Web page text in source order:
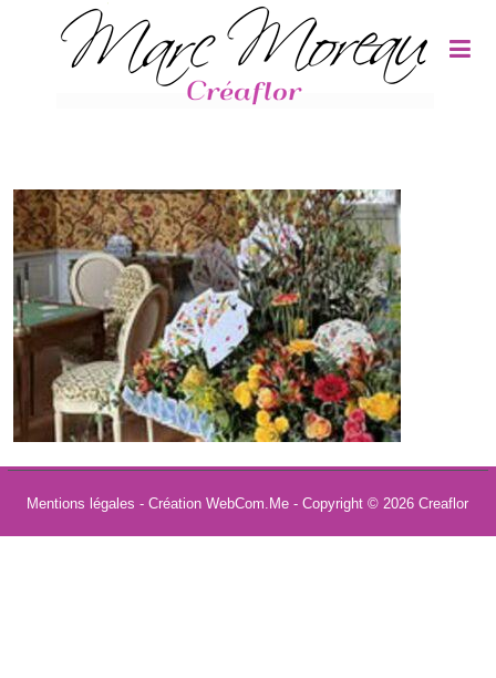
Mentions légales - Création WebCom.Me - Copyright © 2026Creaflor
Panneau de gestion des cookies